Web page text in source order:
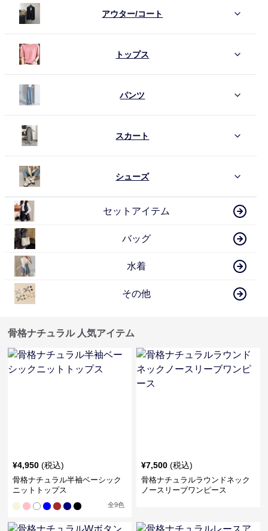
アウター/コート
トップス
パンツ
スカート
シューズ
セットアイテム
バッグ
水着
その他
骨格ナチュラル 人気アイテム
¥4,950 (税込)
骨格ナチュラル半袖ベーシック
ニットトップス
全9色
¥7,500 (税込)
骨格ナチュラルラウンドネック
ノースリーブワンピース